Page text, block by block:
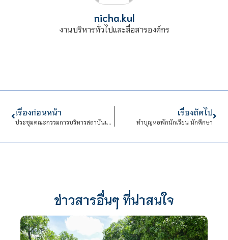
nicha.kul
งานบริหารทั่วไปและสื่อสารองค์กร
เรื่องก่อนหน้า
ประชุมคณะกรรมการบริหารสถาบันเทคโนโลยีจิตรลดา (กบส.)
เรื่องถัดไป
ทำบุญหอพักนักเรียน นักศึกษา
ข่าวสารอื่นๆ ที่น่าสนใจ